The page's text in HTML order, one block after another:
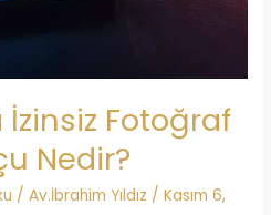
Fotoğraf
Nedir?
/Av.İbrahim Yıldız /Kasım 6,